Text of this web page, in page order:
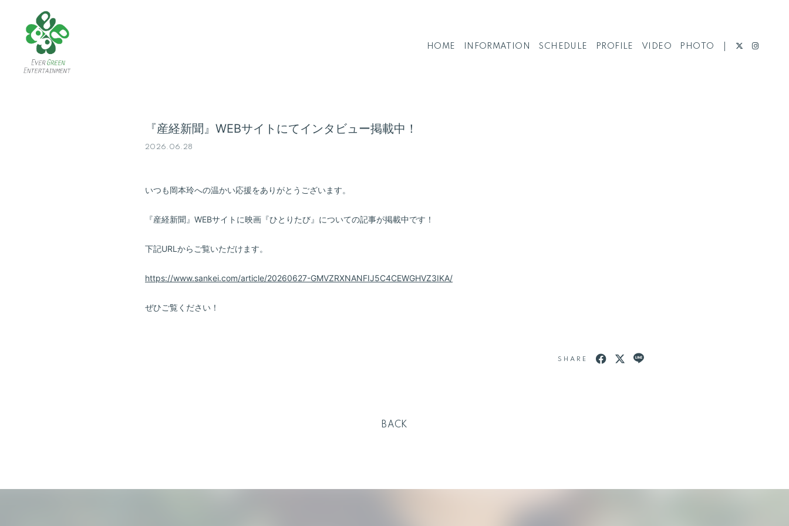
HOME INFORMATION SCHEDULE PROFILE VIDEO PHOTO
『産経新聞』WEBサイトにてインタビュー掲載中！
2026.06.28
いつも岡本玲への温かい応援をありがとうございます。
『産経新聞』WEBサイトに映画『ひとりたび』についての記事が掲載中です！
下記URLからご覧いただけます。
https://www.sankei.com/article/20260627-GMVZRXNANFIJ5C4CEWGHVZ3IKA/
ぜひご覧ください！
SHARE
BACK